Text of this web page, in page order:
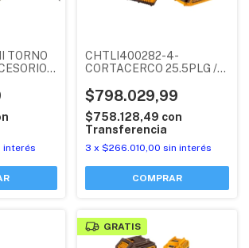
TORNO
interés
CHTLI400282-4-
CORTACERCO 25.5PLG /
40V SIN CARBONES + 2
BATERIAS 2AH +
CARGADOR DOBLE 4AH
INDUSTRIAL INGCO
$798.029,99
$758.128,49 con
Transferencia
3 x $266.010,00 sin interés
GRATIS